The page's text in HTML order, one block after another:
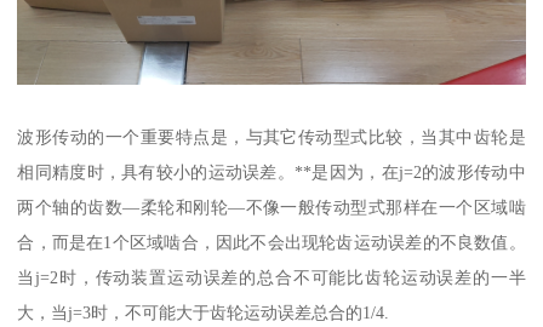
波形传动的一个重要特点是，与其它传动型式比较，当其中齿轮是
相同精度时，具有较小的运动误差。**是因为，在j=2的波形传动中
两个轴的齿数—柔轮和刚轮—不像一般传动型式那样在一个区域啮
合，而是在1个区域啮合，因此不会出现轮齿运动误差的不良数值。
当j=2时，传动装置运动误差的总合不可能比齿轮运动误差的一半
大，当j=3时，不可能大于齿轮运动误差总合的1/4.